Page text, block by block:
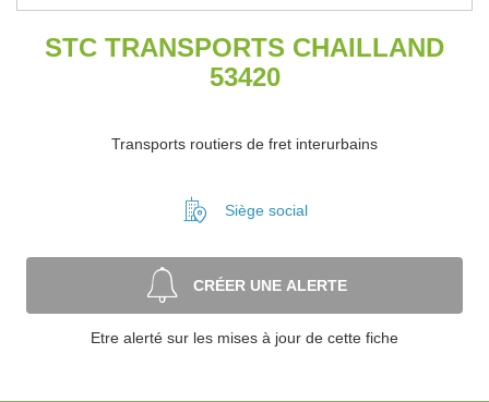
STC TRANSPORTS CHAILLAND
53420
Transports routiers de fret interurbains
Siège social
CRÉER UNE ALERTE
Etre alerté sur les mises à jour de cette fiche